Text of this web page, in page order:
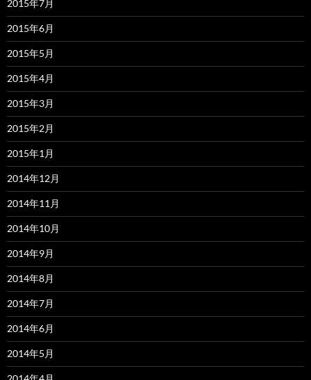
2015年7月
2015年6月
2015年5月
2015年4月
2015年3月
2015年2月
2015年1月
2014年12月
2014年11月
2014年10月
2014年9月
2014年8月
2014年7月
2014年6月
2014年5月